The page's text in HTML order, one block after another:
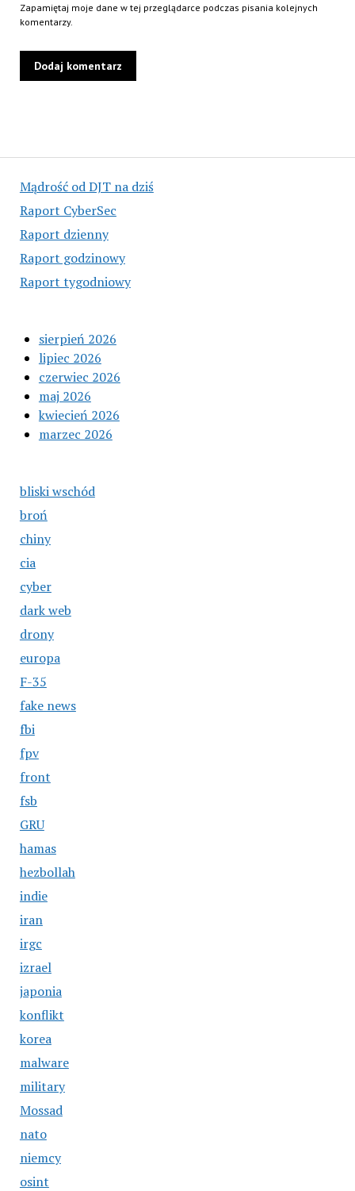
Mądrość od DJT na dziś
Raport CyberSec
Raport dzienny
Raport godzinowy
Raport tygodniowy
sierpień 2026
lipiec 2026
czerwiec 2026
maj 2026
kwiecień 2026
marzec 2026
bliski wschód
broń
chiny
cia
cyber
dark web
drony
europa
F-35
fake news
fbi
fpv
front
fsb
GRU
hamas
hezbollah
indie
iran
irgc
izrael
japonia
konflikt
korea
malware
military
Mossad
nato
niemcy
osint
Zapamiętaj moje dane w tej przeglądarce podczas pisania kolejnych
komentarzy.